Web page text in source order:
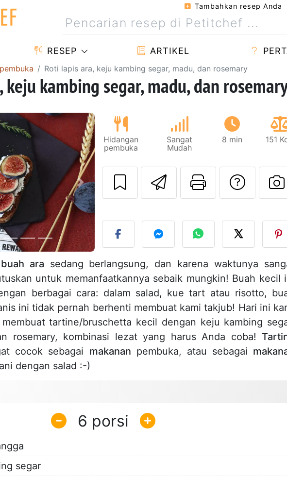
Tambahkan resep Anda
RESEP ARTIKEL
Roti lapis ara, keju kambing segar, madu, dan rosemary
kambing segar, madu, dan
Berikutnya
Hidangan
pembuka
Sangat
Mudah
8 min 151
Kirim resep ini
Cetak
ara sedang berlangsung, dan karena waktunya
untuk memanfaatkannya sebaik mungkin! Buah kecil
berbagai cara: dalam salad, kue tart atau risotto,
ini tidak pernah berhenti membuat kami takjub! Hari ini
tartine/bruschetta kecil dengan keju kambing
rosemary, kombinasi lezat yang harus Anda coba!
cocok sebagai makanan pembuka, atau sebagai
dengan salad :-)
6
segar